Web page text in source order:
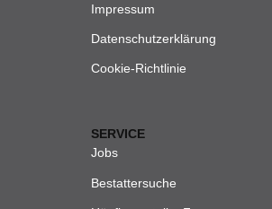
Impressum
Datenschutzerklärung
Cookie-Richtlinie
SERVICE
Jobs
Bestattersuche